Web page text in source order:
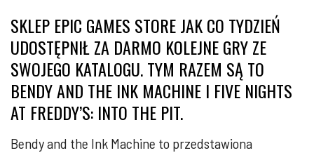
SKLEP EPIC GAMES STORE JAK CO TYDZIEŃ
UDOSTĘPNIŁ ZA DARMO KOLEJNE GRY ZE
SWOJEGO KATALOGU. TYM RAZEM SĄ TO
BENDY AND THE INK MACHINE I FIVE NIGHTS
AT FREDDY’S: INTO THE PIT.
Bendy and the Ink Machine to przedstawiona